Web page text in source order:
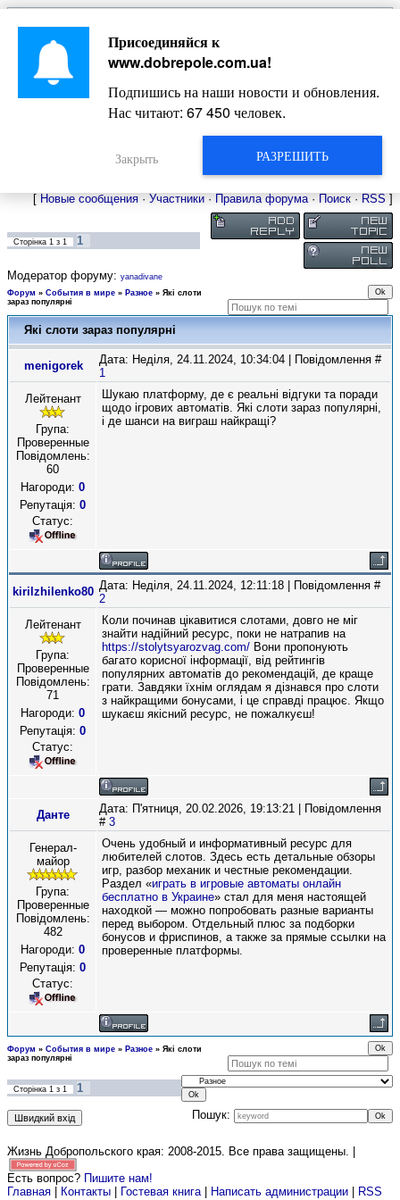
Главная
Новости
Довідкова
Фото
Оголошення
Видео
Жизнь Добропольского края
[ Новые сообщения · Участники · Правила форума· Поиск · RSS ]
Сторінка 1 з 1 1
Модератор форуму: yanadivane
Форум » События в мире » Разное » Які слоти
зараз популярні
Які слоти зараз популярні
menigorek
Дата: Неділя, 24.11.2024, 10:34:04 | Повідомлення #
1
Лейтенант
Група:
Проверенные
Повідомлень:
60
Нагороди: 0
Репутація: 0
Статус:
Шукаю платформу, де є реальні відгуки та поради
щодо ігрових автоматів. Які слоти зараз популярні,
і де шанси на виграш найкращі?
kirilzhilenko80 Дата: Неділя, 24.11.2024, 12:11:18 | Повідомлення #
2
Лейтенант
Група:
Проверенные
Повідомлень:
71
Нагороди: 0
Репутація: 0
Статус:
Коли починав цікавитися слотами, довго не міг
знайти надійний ресурс, поки не натрапив на
https://stolytsyarozvag.com/ Вони пропонують
багато корисної інформації, від рейтингів
популярних автоматів до рекомендацій, де краще
грати. Завдяки їхнім оглядам я дізнався про слоти
з найкращими бонусами, і це справді працює. Якщо
шукаєш якісний ресурс, не пожалкуєш!
Данте
Дата: П'ятниця, 20.02.2026, 19:13:21 | Повідомлення
# 3
Генерал-
майор
Група:
Проверенные
Повідомлень:
482
Нагороди: 0
Репутація: 0
Статус:
Очень удобный и информативный ресурс для
любителей слотов. Здесь есть детальные обзоры
игр, разбор механик и честные рекомендации.
Раздел «играть в игровые автоматы онлайн
бесплатно в Украине» стал для меня настоящей
находкой — можно попробовать разные варианты
перед выбором. Отдельный плюс за подборки
бонусов и фриспинов, а также за прямые ссылки на
проверенные платформы.
Форум » События в мире » Разное » Які слоти
зараз популярні
Сторінка 1 з 1
1
Пошук:
Жизнь Добропольского края: 2008-2015. Все права защищены. |
Есть вопрос? Пишите нам!
Главная
Контакты Гостевая книга| Написать администрации RSS
Присоединяйся к
www.dobrepole.com.ua!
Подпишись на наши новости и обновления.
Нас читают: 67 450 человек.
РАЗРЕШИТЬ
Закрыть